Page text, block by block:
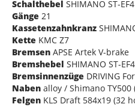
Schalthebel SHIMANO ST-
Gänge 21
Kassetenzahnkranz
Kette KMC Z7
Bremsen APSE Artek V-brake
Bremshebel SHIMANO ST-
Bremsinnenzüge DRIVING
Naben alloy / Shimano TY500
Felgen KLS Draft 584x19 (32